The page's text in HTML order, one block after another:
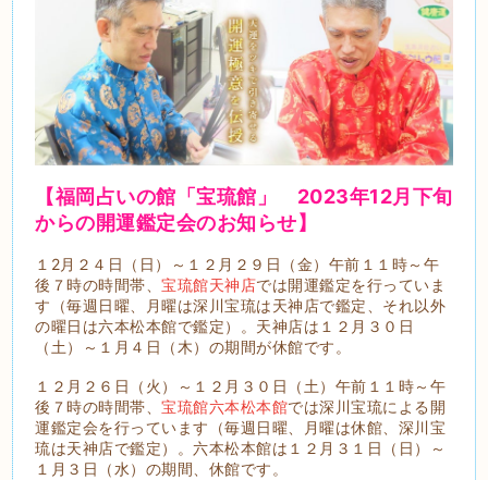
【福岡占いの館「宝琉館」 2023年12月下旬
からの開運鑑定会のお知らせ】
１2月２４日（日）～１２月２９日（金）午前１１時～午
後７時の時間帯、宝琉館天神店では開運鑑定を行っていま
す（毎週日曜、月曜は深川宝琉は天神店で鑑定、それ以外
の曜日は六本松本館で鑑定）。天神店は１２月３０日
（土）～１月４日（木）の期間が休館です。
１２月２６日（火）～１２月３０日（土）午前１１時～午
後７時の時間帯、宝琉館六本松本館では深川宝琉による開
運鑑定会を行っています（毎週日曜、月曜は休館、深川宝
琉は天神店で鑑定）。六本松本館は１２月３１日（日）～
１月３日（水）の期間、休館です。